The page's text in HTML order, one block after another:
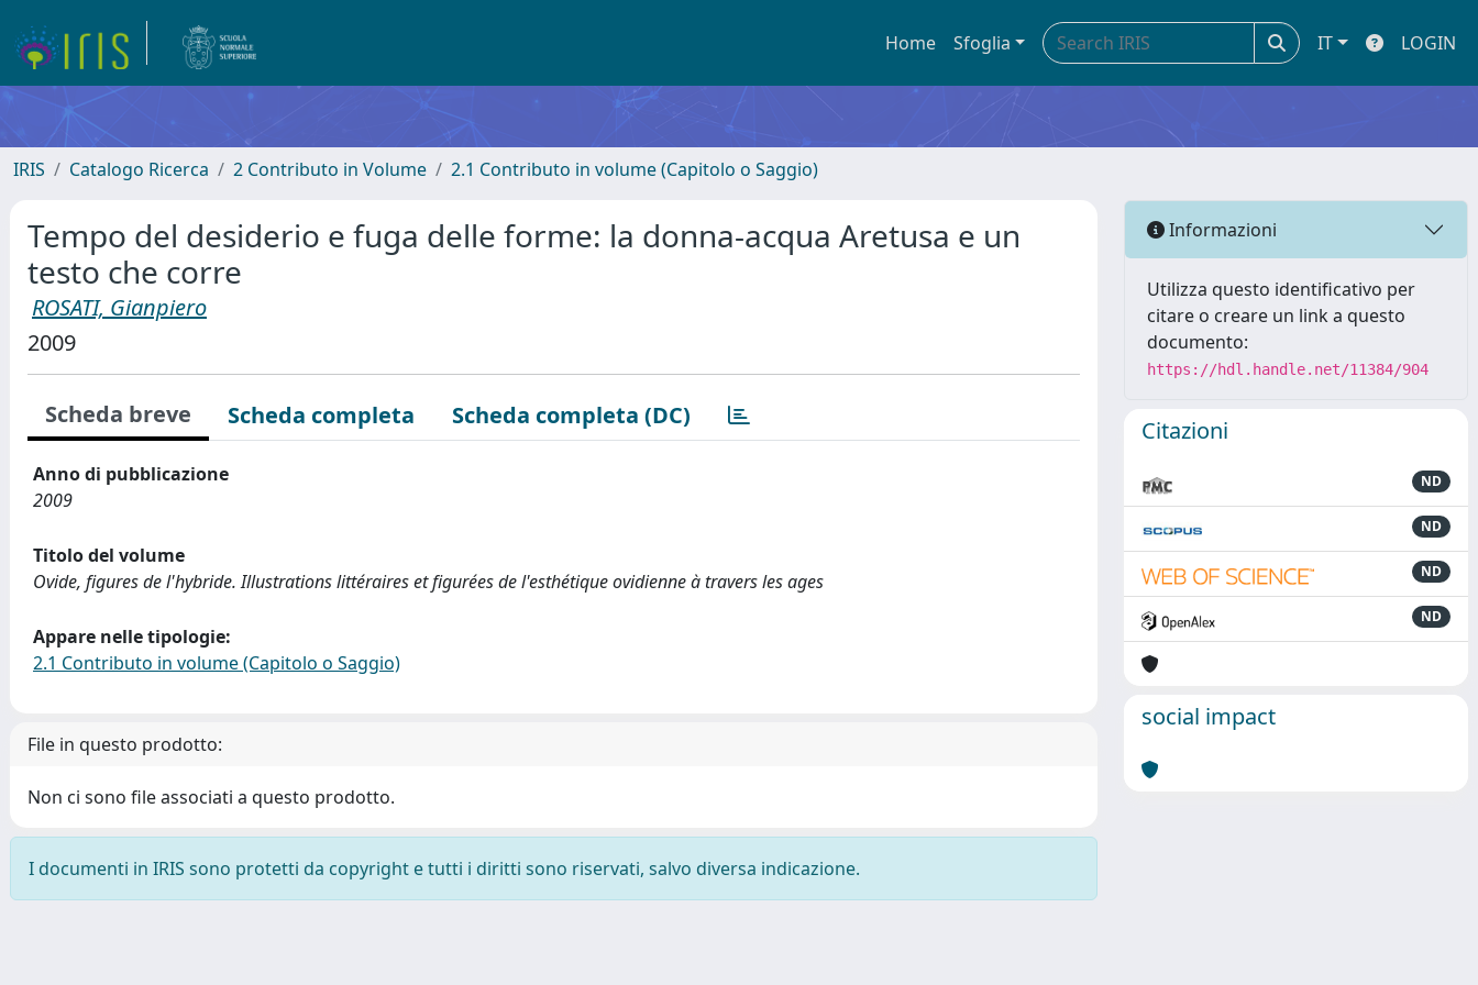
Home Sfoglia IT LOGIN
IRIS Catalogo Ricerca 2 Contributo in Volume 2.1 Contributo in volume (Capitolo o Saggio)
Tempo del desiderio e fuga delle forme: la donna-acqua Aretusa e un
testo che corre
ROSATI, Gianpiero
2009
Scheda breve Scheda completa Scheda completa (DC)
Anno di pubblicazione
2009
Titolo del volume
Ovide, figures de l'hybride. Illustrations littéraires et figurées de l'esthétique ovidienne à travers les ages
Appare nelle tipologie:
2.1 Contributo in volume (Capitolo o Saggio)
File in questo prodotto:
Non ci sono file associati a questo prodotto.
I documenti in IRIS sono protetti da copyright e tutti i diritti sono riservati, salvo diversa indicazione.
Informazioni
Utilizza questo identificativo per
citare o creare un link a questo
documento:
https://hdl.handle.net/11384/904
Citazioni
ND
ND
ND
ND
social impact